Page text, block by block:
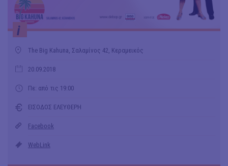
i
The Big Kahuna, Σαλαμίνος 42, Κεραμεικός
20.09.2018
Πε: από τις 19:00
ΕΙΣΟΔΟΣ ΕΛΕΥΘΕΡΗ
Facebook
WebLink